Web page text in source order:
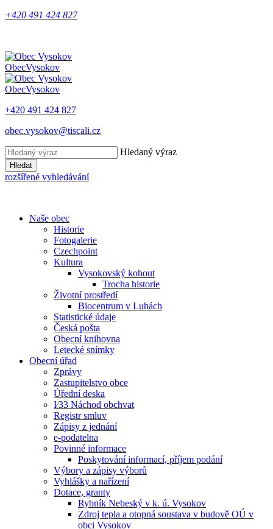
+420 491 424 827
ObecVysokov
ObecVysokov
+420 491 424 827
obec.vysokov@tiscali.cz
Hledaný výraz
Hledat
rozšířené vyhledávání
Naše obec
Historie
Fotogalerie
Czechpoint
Kultura
Vysokovský kohout
Trocha historie
Životní prostředí
Biocentrum v Luhách
Statistické údaje
Česká pošta
Obecní knihovna
Letecké snímky
Obecní úřad
Zprávy
Zastupitelstvo obce
Úřední deska
I⁄33 Náchod obchvat
Registr smluv
Zápisy z jednání
e-podatelna
Povinné informace
Poskytování informací, příjem podání
Výbory a zápisy výborů
Vyhlášky a nařízení
Dotace, granty
Rybník Nebeský v k. ú. Vysokov
Zdroj tepla a otopná soustava v budově OÚ v
obci Vysokov